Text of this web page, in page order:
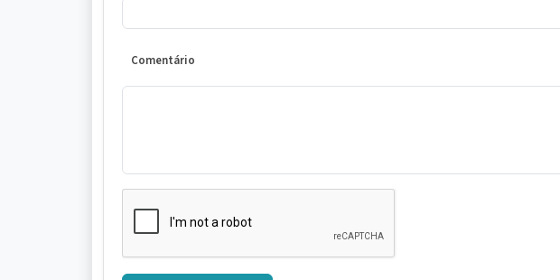
Comentário